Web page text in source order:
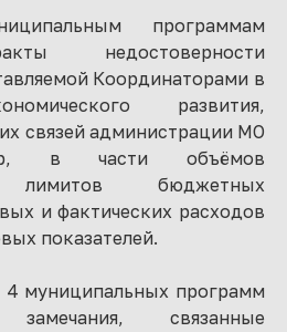
программам
недостоверности
Координаторами в
развития,
связей администрации МО
в части объёмов
лимитов бюджетных
и фактических расходов
показателей.
4 муниципальных программ
связанные